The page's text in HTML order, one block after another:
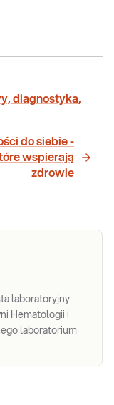
diagnostyka,
do siebie -
wspierają
zdrowie
laboratoryjny
Hematologii i
laboratorium